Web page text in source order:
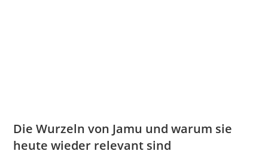
Die Wurzeln von Jamu und warum sie
heute wieder relevant sind